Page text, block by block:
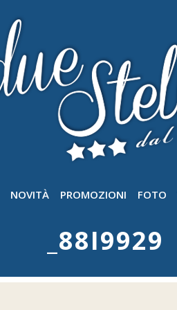
NOVITÀ PROMOZIONI FOTO
_88I9929